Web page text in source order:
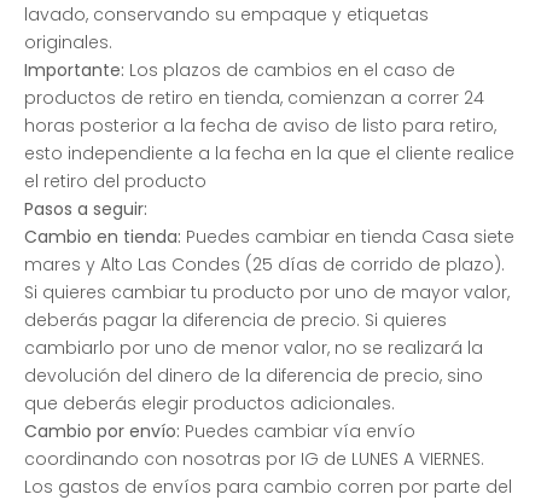
lavado, conservando su empaque y etiquetas
originales.
Importante: Los plazos de cambios en el caso de
productos de retiro en tienda, comienzan a correr 24
horas posterior a la fecha de aviso de listo para retiro,
esto independiente a la fecha en la que el cliente realice
el retiro del producto
Pasos a seguir:
Cambio en tienda: Puedes cambiar en tienda Casa siete
mares y Alto Las Condes (25 días de corrido de plazo).
Si quieres cambiar tu producto por uno de mayor valor,
deberás pagar la diferencia de precio. Si quieres
cambiarlo por uno de menor valor, no se realizará la
devolución del dinero de la diferencia de precio, sino
que deberás elegir productos adicionales.
Cambio por envío: Puedes cambiar vía envío
coordinando con nosotras por IG de LUNES A VIERNES.
Los gastos de envíos para cambio corren por parte del